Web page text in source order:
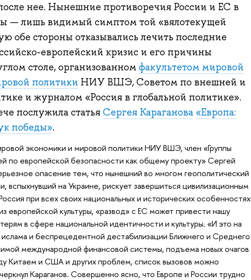
нее. Нынешние противоречия России и ЕС в
— лишь видимый симптом той «вялотекущей
обе стороны отказывались лечить последние
европейский кризис и его причины
столе, организованном факультетом мировой
политики НИУ ВШЭ, Советом по внешней и
и журналом «Россия в глобальной политике».
послужила статья Сергея Караганова «Европа:
победы».
экономики и мировой политики НИУ ВШЭ, член «Группы
по европейской безопасности как общему проекту» Сергей
опасение тем, что нынешний во многом геополитический
вспыхнувший на Украине, рискует завершиться цивилизационным
при всех своих национальных и исторических особенностях
европейской культуры, «развод» с ЕС может привести нашу
в сфере национальной идентичности и культуры. «И это на
и беспрецедентной дестабилизации Ближнего и Среднего
международной финансовой системы, подъема новых очагов
Китаем и США и других проблем, список вызовов можно
Караганов. Совершенно ясно, что Европе и России трудно